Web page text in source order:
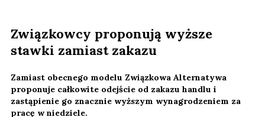
Związkowcy proponują wyższe
stawki zamiast zakazu
Zamiast obecnego modelu Związkowa Alternatywa
proponuje całkowite odejście od zakazu handlu i
zastąpienie go znacznie wyższym wynagrodzeniem za
pracę w niedziele.